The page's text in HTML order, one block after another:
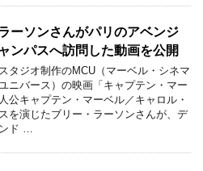
ーソンさんがパリのアベンジ
ンパスへ訪問した動画を公開
タジオ制作のMCU（マーベル・シネマ
ニバース）の映画「キャプテン・マー
公キャプテン・マーベル／キャロル・
を演じたブリー・ラーソンさんが、デ
ド …